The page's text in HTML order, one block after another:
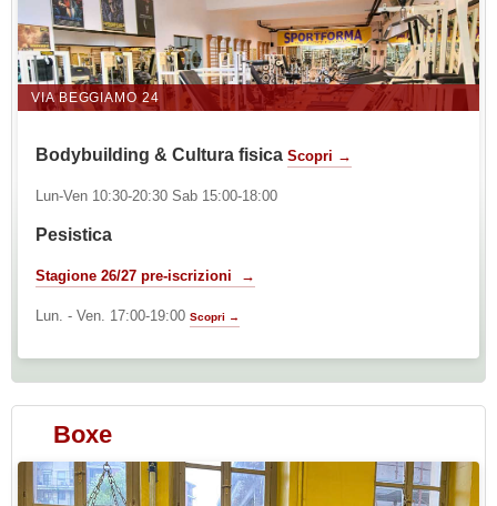
VIA BEGGIAMO 24
Bodybuilding & Cultura fisica Scopri →
Lun-Ven 10:30-20:30 Sab 15:00-18:00
Pesistica
Stagione 26/27 pre-iscrizioni →
Lun. - Ven. 17:00-19:00 Scopri →
Boxe